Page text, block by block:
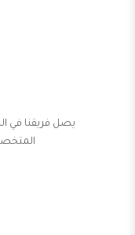
يصل فريقنا في